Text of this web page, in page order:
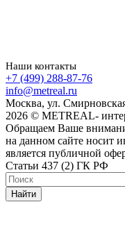
Наши контакты
+7 (499) 288-87-76
info@metreal.ru
Москва, ул.
2026 © METREAL-
Обращаем Ваше
на данном сайте носит
является публичной
Статьи 437 (2) ГК РФ
Найти